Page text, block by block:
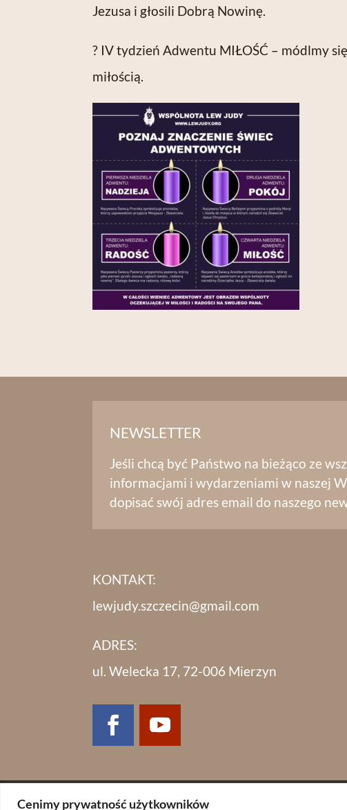
Cenimy prywatność użytkowników
Jezusa i głosili Dobrą Nowinę.
? IV tydzień Adwentu MIŁOŚĆ – módlmy
miłością.
NEWSLETTER
Jeśli chcą być Państwo na bieżąco ze
informacjami i wydarzeniami w naszej
dopisać swój adres email do naszego
KONTAKT:
lewjudy.szczecin@gmail.com
ADRES:
ul. Welecka 17, 72-006 Mierzyn